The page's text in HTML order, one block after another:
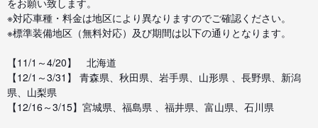
※対応車種・料金は地区により異なりますのでご確認ください。
※標準装備地区（無料対応）及び期間は以下の通りとなります。
【11/1～4/20】 北海道
【12/1～3/31】 青森県、秋田県、岩手県、山形県 、長野県、新潟
県、山梨県
【12/16～3/15】宮城県、福島県 、福井県、富山県、石川県